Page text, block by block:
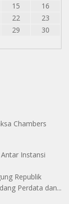
15
16
22
23
29
30
Chambers
Instansi
Republik
Perdata dan...